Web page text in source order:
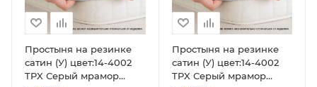
Простыня на резинке
сатин (У) цвет:14-4002
TPX Серый мрамор
Простыня на резинке
сатин (У) цвет:14-4002
TPX Серый мрамор